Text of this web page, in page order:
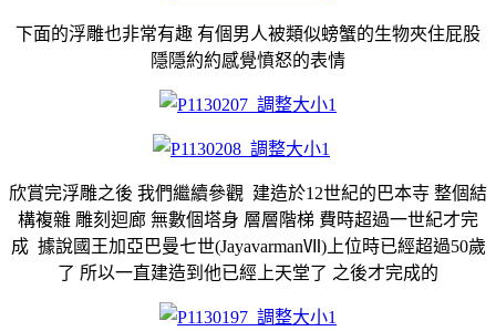
下面的浮雕也非常有趣 有個男人被類似螃蟹的生物夾住屁股
隱隱約約感覺憤怒的表情
欣賞完浮雕之後 我們繼續參觀 建造於12世紀的巴本寺 整個結
構複雜 雕刻迴廊 無數個塔身 層層階梯 費時超過一世紀才完
成 據說國王加亞巴曼七世(JayavarmanⅦ)上位時已經超過50歲
了 所以一直建造到他已經上天堂了 之後才完成的